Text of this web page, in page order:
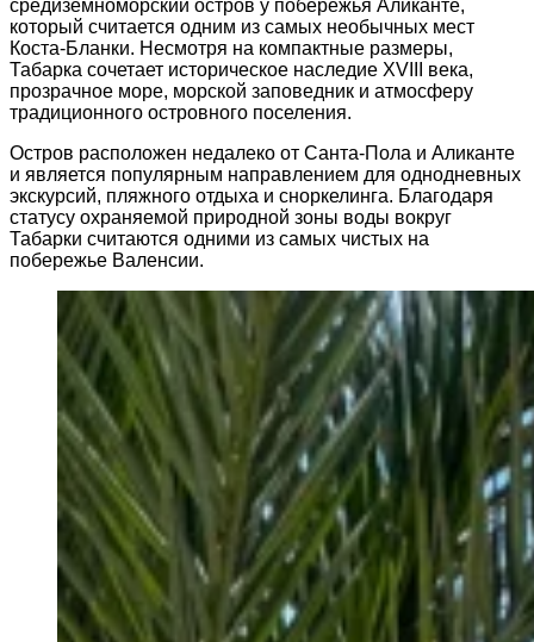
средиземноморский остров у побережья Аликанте,
который считается одним из самых необычных мест
Коста-Бланки. Несмотря на компактные размеры,
Табарка сочетает историческое наследие XVIII века,
прозрачное море, морской заповедник и атмосферу
традиционного островного поселения.
Остров расположен недалеко от Санта-Пола и Аликанте
и является популярным направлением для однодневных
экскурсий, пляжного отдыха и сноркелинга. Благодаря
статусу охраняемой природной зоны воды вокруг
Табарки считаются одними из самых чистых на
побережье Валенсии.